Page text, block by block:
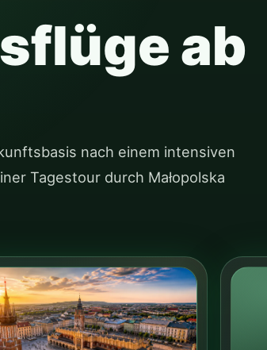
ab
nach einem intensiven
Tagestour durch Małopolska